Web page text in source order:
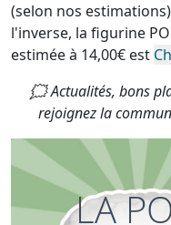
(selon nos
l'inverse, la figurine
estimée à 14,00€ est
🗯 Actualités, bons
rejoignez la
LA